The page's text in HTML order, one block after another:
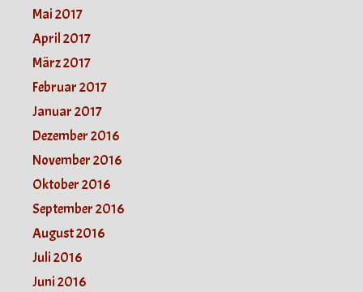
Mai 2017
April 2017
März 2017
Februar 2017
Januar 2017
Dezember 2016
November 2016
Oktober 2016
September 2016
August 2016
Juli 2016
Juni 2016